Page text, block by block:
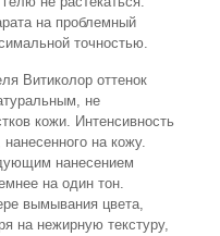
на проблемный
точностью.
Витиколор оттенок
не
кожи. Интенсивность
нанесенного на кожу.
нанесением
на один тон.
вымывания цвета,
на нежирную текстуру,